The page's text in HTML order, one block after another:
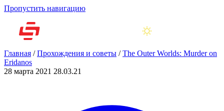
Пропустить навигацию
Главная /Прохождения и советы /The Outer Worlds: Murder on
Eridanos
28 марта 2021 28.03.21